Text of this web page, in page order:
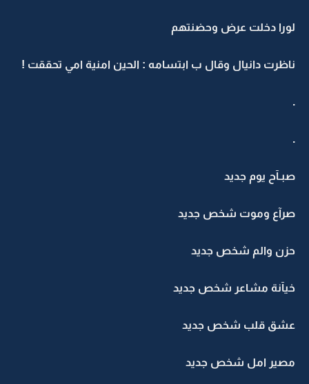
لورا دخلت عرض وحضنتهم
ناظرت دانيال وقال ب ابتسامه : الحين امنية امي تحققت !
.
.
صبـآح يوم جديد
صرآع وموت شخص جديد
حزن والم شخص جديد
خيآنة مشاعر شخص جديد
عشق قلب شخص جديد
مصير امل شخص جديد